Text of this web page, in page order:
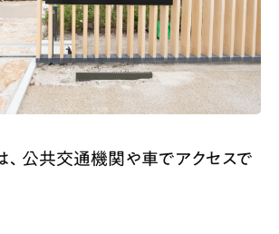
、公共交通機関や車でアクセスで